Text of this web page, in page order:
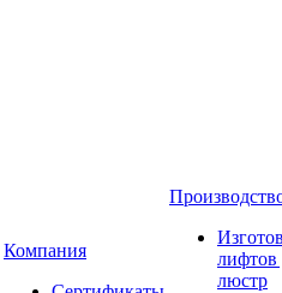
Компания
лифтов
люстр